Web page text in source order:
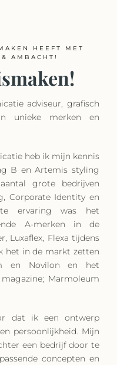
HEEFT MET
AMBACHT!
adviseur, grafisch
unieke merken en
heb ik mijn kennis
B en Artemis styling
grote bedrijven
Corporate Identity en
ervaring was het
A-merken in de
Luxaflex, Flexa tijdens
het in de markt zetten
en Novilon en het
Marmoleum
dat ik een ontwerp
persoonlijkheid. Mijn
een bedrijf door te
concepten en